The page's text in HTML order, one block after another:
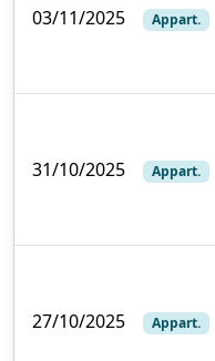
03/11/2025 Appart.
31/10/2025 Appart.
27/10/2025 Appart.